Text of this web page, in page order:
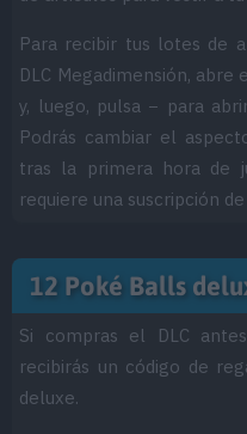
Para recibir tus lotes de
DLC Megadimensión,
y, luego, pulsa − para
Podrás cambiar el
tras la primera hora de
requiere una suscripción
12 Poké Balls
Si compras el DLC
recibirás un código de
deluxe.